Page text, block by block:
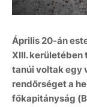
Április 20-án
XIII.
tanúi voltak egy
rendőrséget a
főkapitányság